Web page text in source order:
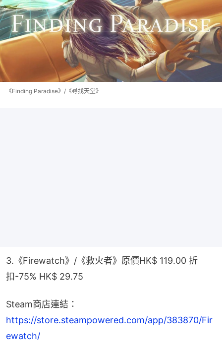
《Finding Paradise》/《尋找天堂》
3.《Firewatch》/《救火者》原價HK$ 119.00 折
扣-75% HK$ 29.75
Steam商店連結：
https://store.steampowered.com/app/383870/Fir
ewatch/